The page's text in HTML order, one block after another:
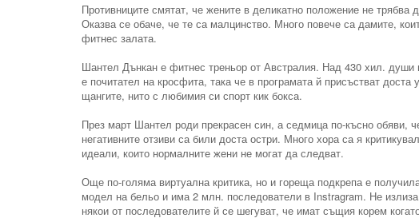
Противниците смятат, че жените в деликатно положение не
Оказва се обаче, че те са малцинство. Много повече са дамите,
фитнес залата.
Шантел Дънкан е фитнес треньор от Австралия. Над 430 хил.
е почитател на кросфита, така че в програмата й присъстват
щангите, нито с любимия си спорт кик бокса.
През март Шантел роди прекрасен син, а седмица по-късно обяви,
негативните отзиви са били доста остри. Много хора са я
идеали, които нормалните жени не могат да следват.
Още по-голяма виртуална критика, но и гореща подкрепа е
модел на бельо и има 2 млн. последователи в Instragram. Не
някои от последователите й се шегуват, че имат същия корем